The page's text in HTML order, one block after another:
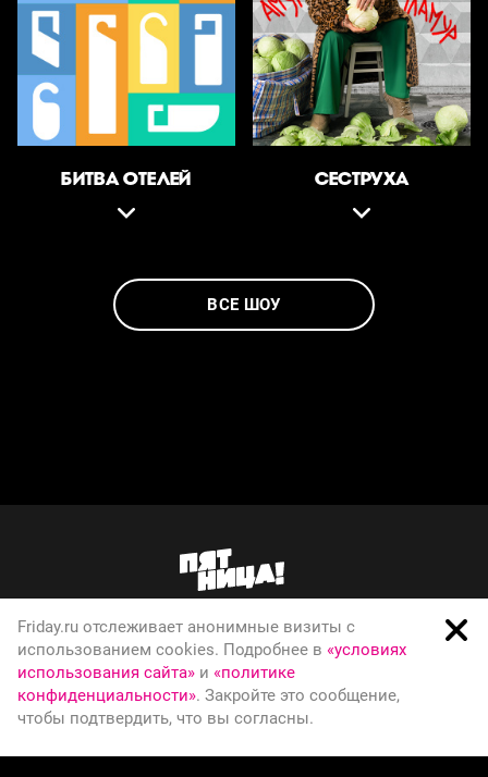
БИТВА ОТЕЛЕЙ СЕСТРУХА
ВСЕ ШОУ
О телеканале
Вакансии
Правовая информация
Friday.ru отслеживает анонимные визиты с
использованием cookies. Подробнее в «условиях
использования сайта» и «политике
конфиденциальности». Закройте это сообщение,
чтобы подтвердить, что вы согласны.